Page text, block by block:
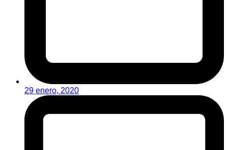
29 enero, 2020